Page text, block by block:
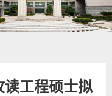
读工程硕士拟